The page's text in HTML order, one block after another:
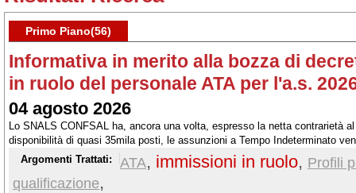
Primo Piano(56)
Informativa in merito alla bozza di
in ruolo del personale ATA per l'a.s.
04 agosto 2026
Lo SNALS CONFSAL ha, ancora una volta, espresso la netta contrarietà
disponibilità di quasi 35mila posti, le assunzioni a Tempo Indeterminato
non sul totale dei posti disponibili
Argomenti Trattati: ATA, immissioni in ruolo, Profili
qualificazione,